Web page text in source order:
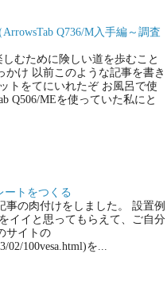
Q736/M入手編～調査
むために険しい道を歩むこと
け 以前このような記事を書き
トをてにいれたぞ お風呂で使
Q506/MEを使っていた私にと
ートをつくる
の肉付けをしました。 設置例
イイと思ってもらえて、ご自分
サイトの
02/100vesa.html)を...